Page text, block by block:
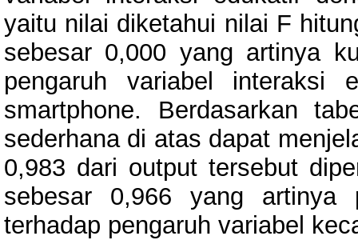
yaitu nilai diketahui nilai F
sebesar 0,000 yang artinya
pengaruh variabel interaksi
smartphone. Berdasarkan
sederhana di atas dapat
0,983 dari output tersebut
sebesar 0,966 yang artinya
terhadap pengaruh variabel